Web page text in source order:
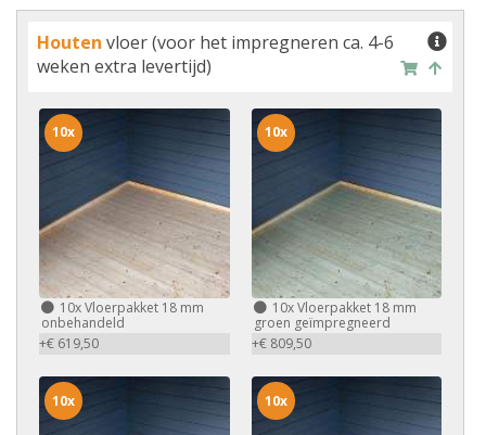
Houten vloer (voor het impregneren ca. 4-6
weken extra levertijd)
10xVloerpakket 18 mm
onbehandeld
+€ 619,50
10x
10xVloerpakket 18 mm
groen geïmpregneerd
+€ 809,50
10x
10x 10x